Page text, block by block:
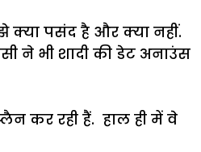
पसंद है और क्या नहीं.
ने भी शादी की डेट अनाउंस
कर रही हैं. हाल ही में वे